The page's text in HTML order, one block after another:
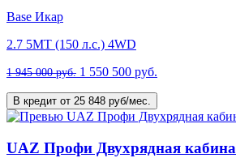
Base Икар
2.7 5MT (150 л.с.) 4WD
1 945 000 руб. 1 550 500 руб.
В кредит от 25 848 руб/мес.
UAZ Профи Двухрядная кабина